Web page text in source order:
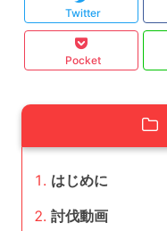
Twitter
Pocket
はじめに
討伐動画